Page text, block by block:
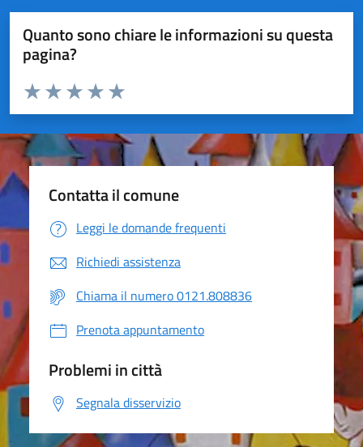
Quanto sono chiare le informazioni su questa
pagina?
Valuta da 1 a 5 stelle la pagina
Valuta 5 stelle su 5
Valuta 4 stelle su 5
Valuta 3 stelle su 5
Valuta 2 stelle su 5
Valuta 1 stelle su 5
Contatta il comune
Leggi le domande frequenti
Richiedi assistenza
Chiama il numero 0121.808836
Prenota appuntamento
Problemi in città
Segnala disservizio